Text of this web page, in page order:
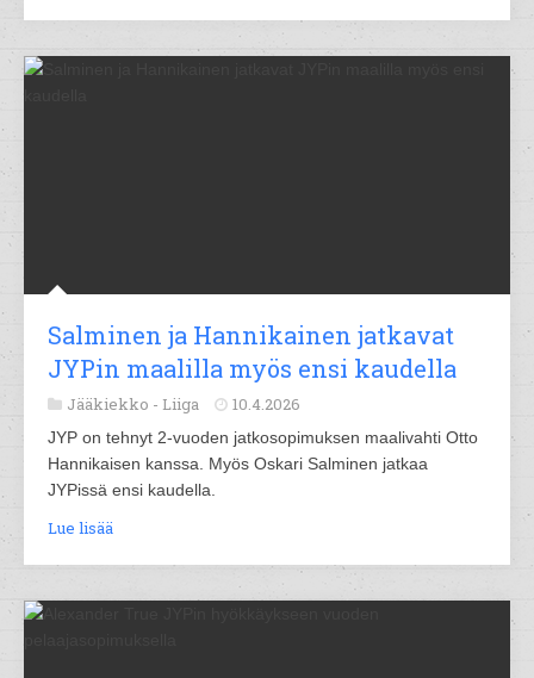
Salminen ja Hannikainen jatkavat
JYPin maalilla myös ensi kaudella
Jääkiekko - Liiga 10.4.2026
JYP on tehnyt 2-vuoden jatkosopimuksen maalivahti Otto
Hannikaisen kanssa. Myös Oskari Salminen jatkaa
JYPissä ensi kaudella.
Lue lisää